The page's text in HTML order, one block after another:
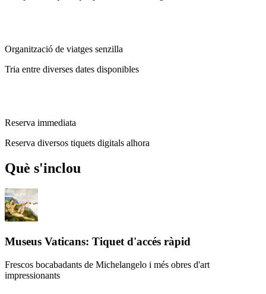
Organització de viatges senzilla
Tria entre diverses dates disponibles
Reserva immediata
Reserva diversos tiquets digitals alhora
Què s'inclou
Museus Vaticans: Tiquet d'accés ràpid
Frescos bocabadants de Michelangelo i més obres d'art
impressionants